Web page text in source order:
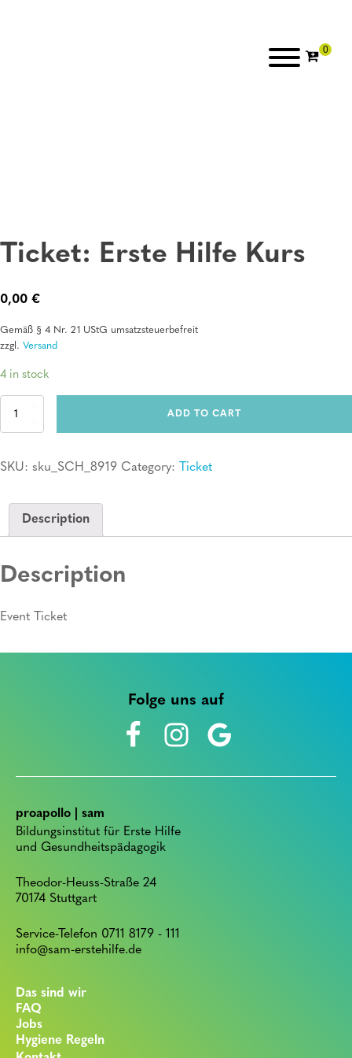
Ticket: Erste Hilfe Kurs
0,00 €
Gemäß § 4 Nr. 21 UStG umsatzsteuerbefreit
zzgl. Versand
4 in stock
Ticket:
quantity
ADD TO CART
SKU: sku_SCH_8919 Category: Ticket
Description
Description
Event Ticket
Folge uns auf
proapollo | sam
Bildungsinstitut für Erste Hilfe
und Gesundheitspädagogik
Theodor-Heuss-Straße 24
70174 Stuttgart
Service-Telefon 0711 8179 - 111
info@sam-erstehilfe.de
Das sind wir
FAQ
Jobs
Hygiene Regeln